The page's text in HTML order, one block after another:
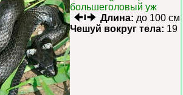
большеголовый уж
Длина: до 100 см
Чешуй вокруг тела: 19